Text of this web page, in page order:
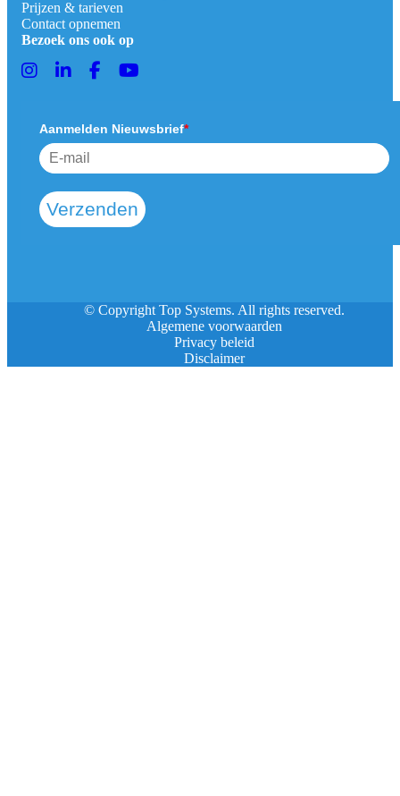
Prijzen & tarieven
Contact opnemen
Bezoek ons ook op
Aanmelden Nieuwsbrief*
Verzenden
© Copyright Top Systems. All rights reserved.
Algemene voorwaarden
Privacy beleid
Disclaimer